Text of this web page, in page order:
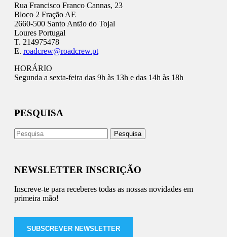
Rua Francisco Franco Cannas, 23
Bloco 2 Fração AE
2660-500 Santo Antão do Tojal
Loures Portugal
T. 214975478
E. roadcrew@roadcrew.pt
HORÁRIO
Segunda a sexta-feira das 9h às 13h e das 14h às 18h
PESQUISA
NEWSLETTER INSCRIÇÃO
Inscreve-te para receberes todas as nossas novidades em
primeira mão!
SUBSCREVER NEWSLETTER